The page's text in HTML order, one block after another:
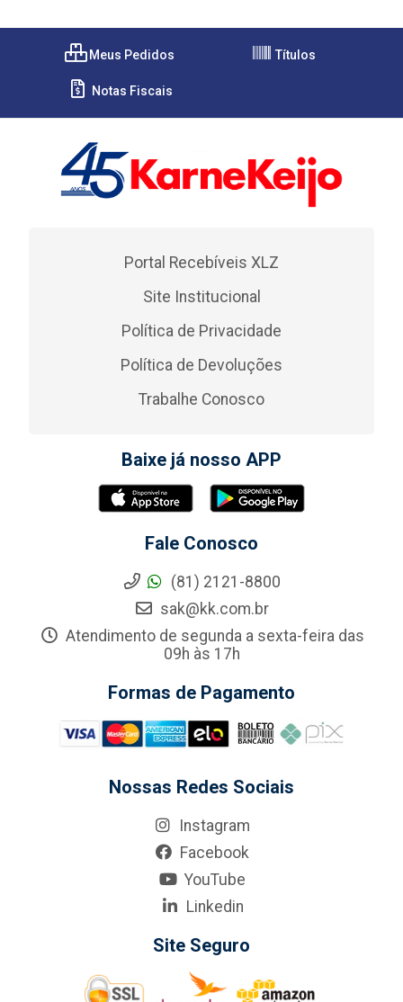
Meus Pedidos Títulos
Notas Fiscais
Portal Recebíveis XLZ
Site Institucional
Política de Privacidade
Política de Devoluções
Trabalhe Conosco
Baixe já nosso APP
Fale Conosco
(81) 2121-8800
sak@kk.com.br
Atendimento de segunda a sexta-feira das
09h às 17h
Formas de Pagamento
Nossas Redes Sociais
Instagram
Facebook
YouTube
Linkedin
Site Seguro